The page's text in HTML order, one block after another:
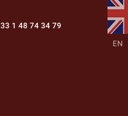
EN
33 1 48 74 34 79